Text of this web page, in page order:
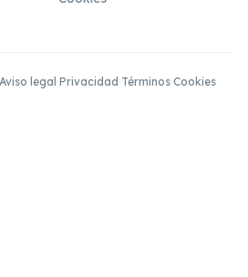
Aviso legal ·Privacidad ·Términos·Cookies